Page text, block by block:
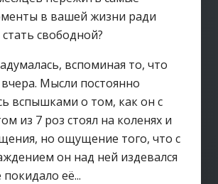
в вашей жизни ради
свободной?
вспоминая то, что
Мысли постоянно
вспышками о том, как он с
из 7 роз стоял на коленях и
но ощущение того, что с
он над ней издевался
её...